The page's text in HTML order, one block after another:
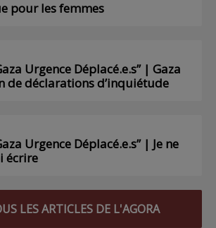
pour les femmes
Urgence Déplacé.e.s” | Gaza
de déclarations d’inquiétude
Urgence Déplacé.e.s” | Je ne
écrire
LES ARTICLES DE L'AGORA